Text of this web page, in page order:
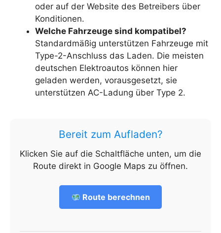
oder auf der Website des Betreibers über
Konditionen.
Welche Fahrzeuge sind kompatibel?
Standardmäßig unterstützen Fahrzeuge mit
Type-2-Anschluss das Laden. Die meisten
deutschen Elektroautos können hier
geladen werden, vorausgesetzt, sie
unterstützen AC-Ladung über Type 2.
Bereit zum Aufladen?
Klicken Sie auf die Schaltfläche unten, um die
Route direkt in Google Maps zu öffnen.
Route berechnen